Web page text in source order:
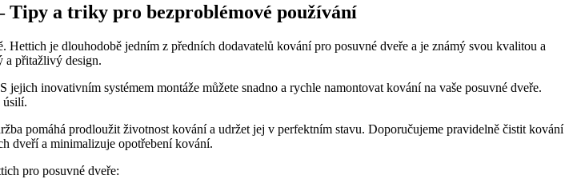
Tipy a triky pro bezproblémové používání
je dlouhodobě jedním z předních dodavatelů kování pro posuvné dveře a je známý svou kvalitou a
a přitažlivý design.
inovativním systémem montáže můžete snadno a rychle namontovat kování na vaše posuvné dveře.
úsilí.
pomáhá prodloužit životnost kování a udržet jej v perfektním stavu. Doporučujeme pravidelně čistit kování
dveří a minimalizuje opotřebení kování.
pro posuvné dveře: